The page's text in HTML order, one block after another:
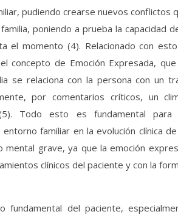
pudiendo crearse nuevos conflictos
poniendo a prueba la capacidad
el momento (4). Relacionado con
concepto de Emoción Expresada,
se relaciona con la persona con un
por comentarios críticos, un
(5). Todo esto es fundamental
familiar en la evolución clínica
grave, ya que la emoción
clínicos del paciente y con la
fundamental del paciente,